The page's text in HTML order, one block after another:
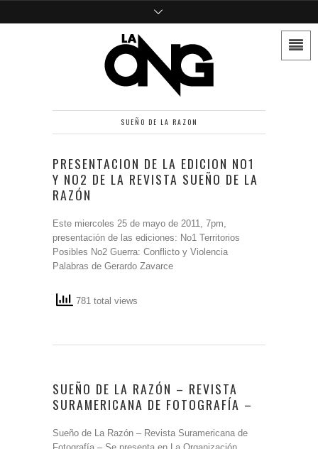
SUEÑO DE LA RAZON
PRESENTACION DE LA EDICION NO1
Y NO2 DE LA REVISTA SUEÑO DE LA
RAZÓN
Este miercoles 25 de mayo de 2011, 7pm,
presentación de las ediciones: No1 Territorios
Posibles No2 Guerra: Conflicto y Violencia
Palabras de Gerardo Zavarce
781 total views
SUEÑO DE LA RAZÓN – REVISTA
SURAMERICANA DE FOTOGRAFÍA –
Sueño de La Razón – Revista Suramericana de